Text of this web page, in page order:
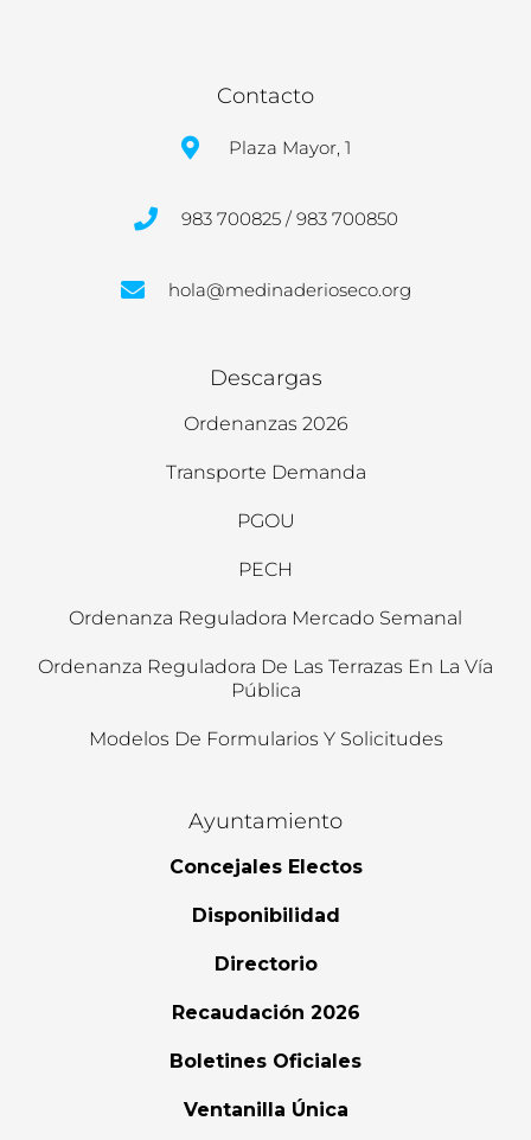
Contacto
Plaza Mayor, 1
983 700825 / 983 700850
hola@medinaderioseco.org
Descargas
Ordenanzas 2026
Transporte Demanda
PGOU
PECH
Ordenanza Reguladora Mercado Semanal
Ordenanza Reguladora De Las Terrazas En La Vía
Pública
Modelos De Formularios Y Solicitudes
Ayuntamiento
Concejales Electos
Disponibilidad
Directorio
Recaudación 2026
Boletines Oficiales
Ventanilla Única